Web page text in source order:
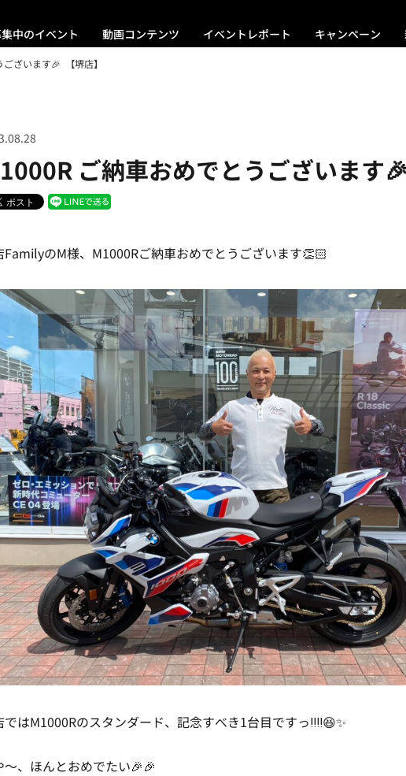
中のイベント 動画コンテンツ イベントレポート キャンペーン
ざいます🎉 【堺店】
ご納車おめでとうございます
FamilyのM様、M1000Rご納車おめでとうございます👏🏻
ではM1000Rのスタンダード、記念すべき1台目ですっ‼‼😆✨
～、ほんとおめでたい🎉🎉